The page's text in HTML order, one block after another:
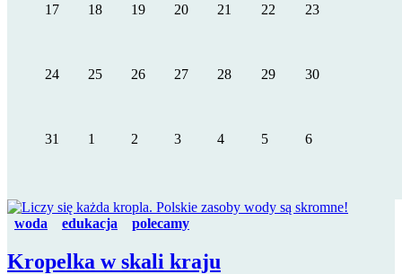
17 18 19 20 21 22 23
24 25 26 27 28 29 30
31 1 2 3 4 5 6
woda edukacja polecamy
Kropelka w skali kraju